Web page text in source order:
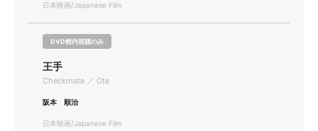
日本映画/Japanese Film
DVD館内視聴のみ
王手
Checkmate ／ Ote
阪本 順治
日本映画/Japanese Film